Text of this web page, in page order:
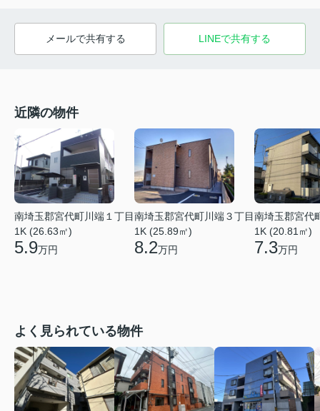
メールで共有する LINEで共有する
近隣の物件
南埼玉郡宮代町川端１丁目
1K (26.63㎡)
5.9万円
南埼玉郡宮代町川端３丁目
1K (25.89㎡)
8.2万円
南埼玉郡宮代
1K (20.81㎡)
7.3万円
よく見られている物件